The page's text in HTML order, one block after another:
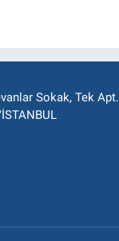
Sokak, Tek Apt.